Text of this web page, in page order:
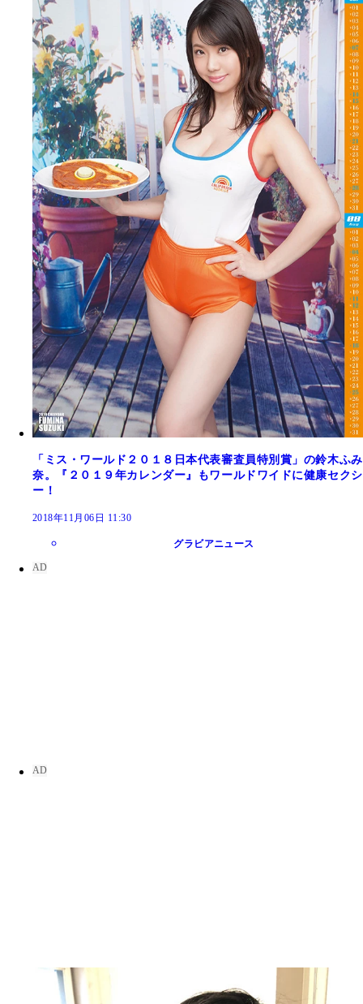
「ミス・ワールド２０１８日本代表審査員特別賞」の鈴木ふみ
奈。『２０１９年カレンダー』もワールドワイドに健康セクシ
ー！
2018年11月06日 11:30
グラビアニュース